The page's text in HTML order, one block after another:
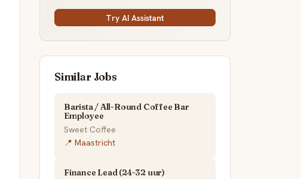
Try AI Assistant
Similar Jobs
Barista / All-Round Coffee Bar
Employee
Sweet Coffee
📍 Maastricht
Finance Lead (24-32 uur)